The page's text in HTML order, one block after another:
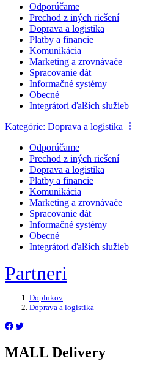
Odporúčame
Prechod z iných riešení
Doprava a logistika
Platby a financie
Komunikácia
Marketing a zrovnávače
Spracovanie dát
Informačné systémy
Obecné
Integrátori ďalších služieb
Kategórie: Doprava a logistika
Odporúčame
Prechod z iných riešení
Doprava a logistika
Platby a financie
Komunikácia
Marketing a zrovnávače
Spracovanie dát
Informačné systémy
Obecné
Integrátori ďalších služieb
Partneri
Doplnkov
Doprava a logistika
MALL Delivery